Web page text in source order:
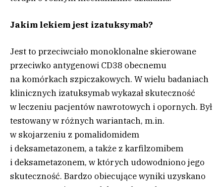
Jakim lekiem jest izatuksymab?
Jest to przeciwciało monoklonalne skierowane
przeciwko antygenowi CD38 obecnemu
na komórkach szpiczakowych. W wielu badaniach
klinicznych izatuksymab wykazał skuteczność
w leczeniu pacjentów nawrotowych i opornych. Był
testowany w różnych wariantach, m.in.
w skojarzeniu z pomalidomidem
i deksametazonem, a także z karfilzomibem
i deksametazonem, w których udowodniono jego
skuteczność. Bardzo obiecujące wyniki uzyskano